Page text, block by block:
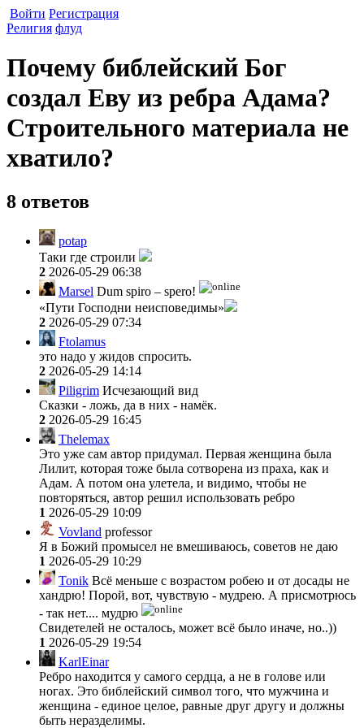
Войти Регистрация
Религия флуд
Почему библейский Бог
создал Еву из ребра Адама?
Строительного материала не
хватило?
8 ответов
potap
Таки где строили
2 2026-05-29 06:38
Marsel Dum spiro – spero!
«Пути Господни неисповедимы»
2 2026-05-29 07:34
Ftolamus
это надо у жидов спросить.
2 2026-05-29 14:14
Piligrim Исчезающий вид
Сказки - ложь, да в них - намёк.
2 2026-05-29 16:45
Thelemax
Это уже сам автор придумал. Первая женщина была
Лилит, которая тоже была сотворена из праха, как и
Адам. А потом она улетела, и видимо, чтобы не
повторяться, автор решил использовать ребро
1 2026-05-29 10:09
Vovland professor
Я в Божий промысел не вмешиваюсь, советов не даю
1 2026-05-29 10:29
Tonik Всё меньше с возрастом робею и от досады не
хандрю! Порой, вот, чувствую - мудрею. А присмотрюсь
- так нет.... мудрю
Свидетелей не осталось, может всё было иначе, но..))
1 2026-05-29 19:54
KarlEinar
Ребро находится у самого сердца, а не в голове или
ногах. Это библейский символ того, что мужчина и
женщина - единое целое, равные друг другу и должны
быть неразделимы.